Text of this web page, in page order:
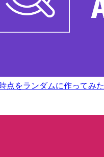
点をランダムに作ってみた